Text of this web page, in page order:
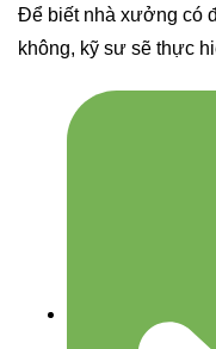
Để biết nhà xưởng có
không, kỹ sư sẽ thực